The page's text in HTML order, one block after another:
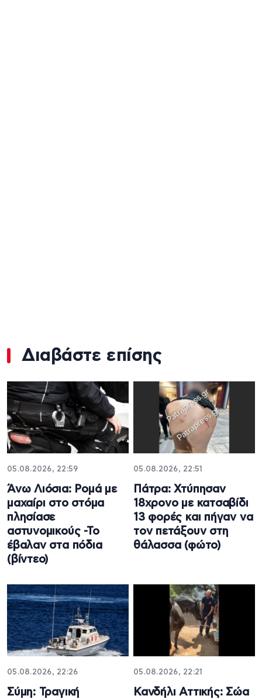
Διαβάστε επίσης
05.08.2026, 22:59
Άνω Λιόσια: Ρομά με
μαχαίρι στο στόμα
πλησίασε
αστυνομικούς -Το
έβαλαν στα πόδια
(βίντεο)
05.08.2026, 22:51
Πάτρα: Χτύπησαν
18χρονο με κατσαβίδι
13 φορές και πήγαν να
τον πετάξουν στη
θάλασσα (φώτο)
05.08.2026, 22:26
Σύμη: Τραγική
05.08.2026, 22:21
Κανδήλι Αττικής: Σώα